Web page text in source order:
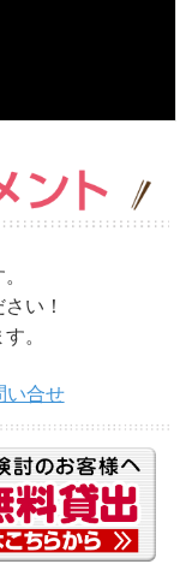
い！
。
い合せ